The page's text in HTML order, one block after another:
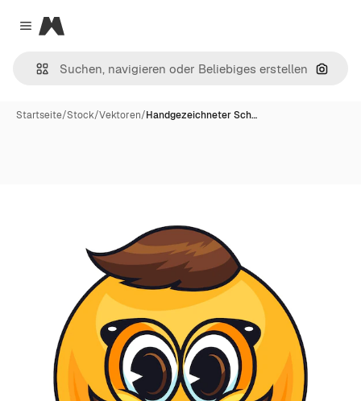
Close menu
Magnific
Nach
Startseite/Stock/Vektoren/Handgezeichneter Sch…